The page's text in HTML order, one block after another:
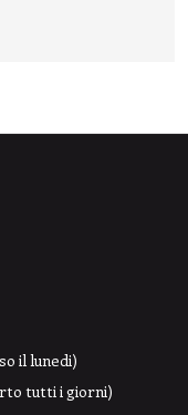
il lunedi)
tutti i giorni)